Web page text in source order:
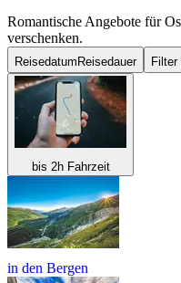
Romantische Angebote für
verschenken.
Reisedatum Reisedauer Filter
bis 2h Fahrzeit
in den Bergen